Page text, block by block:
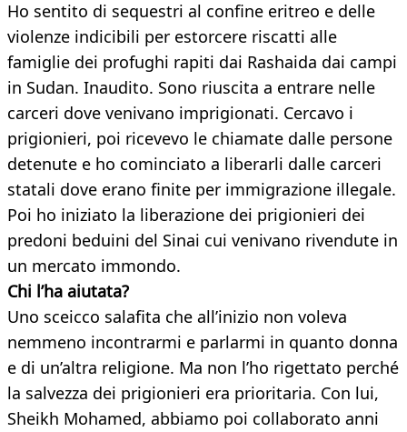
Ho sentito di sequestri al confine eritreo e delle
violenze indicibili per estorcere riscatti alle
famiglie dei profughi rapiti dai Rashaida dai campi
in Sudan. Inaudito. Sono riuscita a entrare nelle
carceri dove venivano imprigionati. Cercavo i
prigionieri, poi ricevevo le chiamate dalle persone
detenute e ho cominciato a liberarli dalle carceri
statali dove erano finite per immigrazione illegale.
Poi ho iniziato la liberazione dei prigionieri dei
predoni beduini del Sinai cui venivano rivendute in
un mercato immondo.
Chi l’ha aiutata?
Uno sceicco salafita che all’inizio non voleva
nemmeno incontrarmi e parlarmi in quanto donna
e di un’altra religione. Ma non l’ho rigettato perché
la salvezza dei prigionieri era prioritaria. Con lui,
Sheikh Mohamed, abbiamo poi collaborato anni